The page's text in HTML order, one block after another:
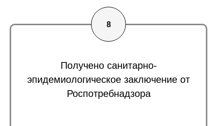
Получено санитарно-
эпидемиологическое заключение от
Роспотребнадзора